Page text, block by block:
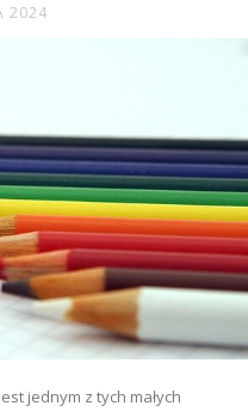
2024
jednym z tych małych